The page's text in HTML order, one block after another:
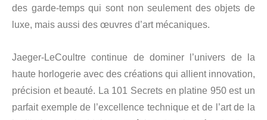
des garde-temps qui sont non seulement des objets de
luxe, mais aussi des œuvres d’art mécaniques.
Jaeger-LeCoultre continue de dominer l’univers de la
haute horlogerie avec des créations qui allient innovation,
précision et beauté. La 101 Secrets en platine 950 est un
parfait exemple de l’excellence technique et de l’art de la